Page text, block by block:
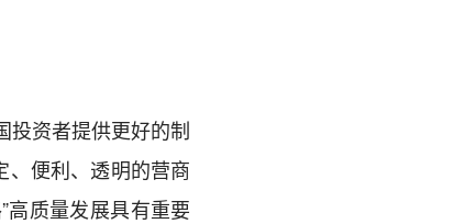
投资者提供更好的制
、便利、透明的营商
高质量发展具有重要